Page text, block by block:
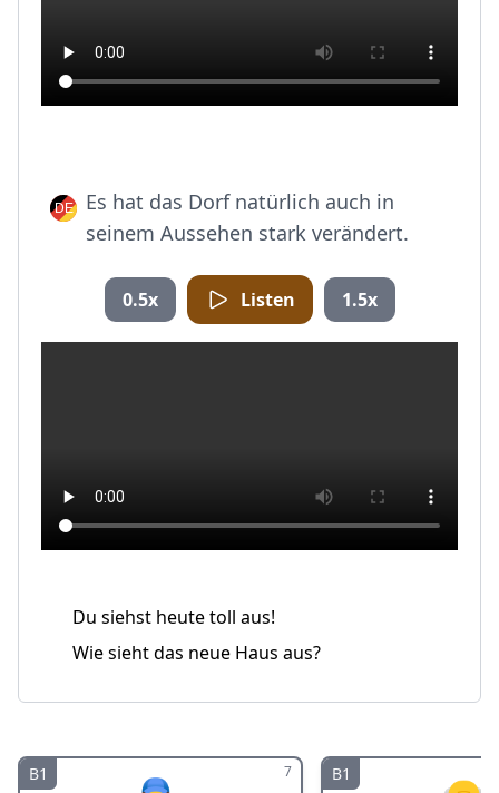
Es hat das Dorf natürlich auch in
seinem Aussehen stark verändert.
0.5x Listen 1.5x
Du siehst heute toll aus!
Wie sieht das neue Haus aus?
B1 7 B1